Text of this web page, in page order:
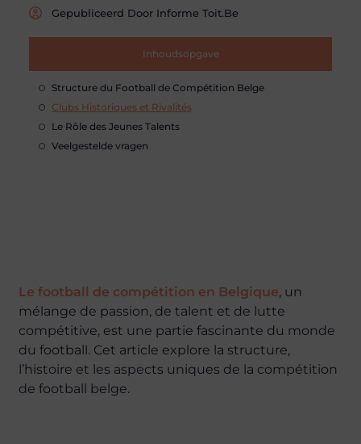
Gepubliceerd Door Informe Toit.be
Inhoudsopgave
Structure du Football de Compétition Belge
Clubs Historiques et Rivalités
Le Rôle des Jeunes Talents
Veelgestelde vragen
Le football de compétition en Belgique, un
mélange de passion, de talent et de lutte
compétitive, est une partie fascinante du monde
du football. Cet article explore la structure,
l’histoire et les aspects uniques de la compétition
de football belge.